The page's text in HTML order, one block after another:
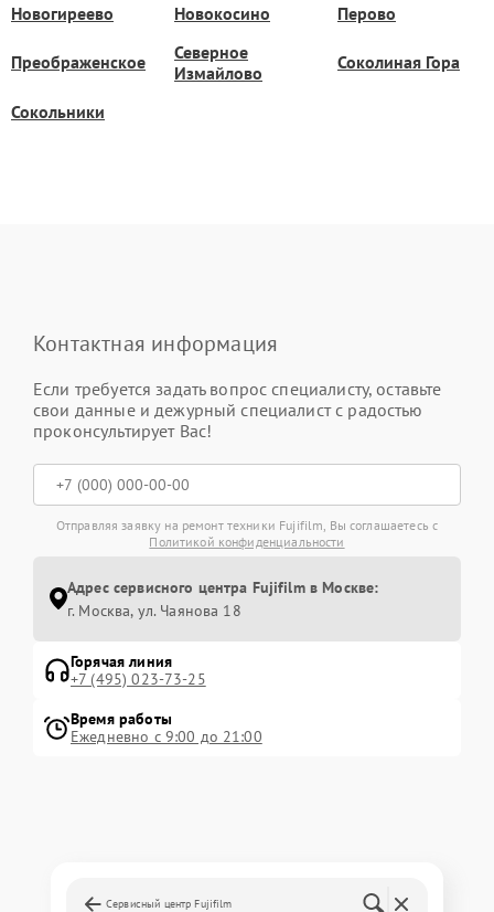
Новогиреево Новокосино Перово
Преображенское
Северное
Измайлово
Соколиная Гора
Сокольники
Контактная информация
Если требуется задать вопрос специалисту, оставьте
свои данные и дежурный специалист с радостью
проконсультирует Вас!
Отправляя заявку на ремонт техники Fujifilm, Вы соглашаетесь с
Политикой конфиденциальности
Адрес сервисного центра Fujifilm в Москве:
г. Москва, ул. Чаянова 18
Горячая линия
+7 (495) 023-73-25
Время работы
Ежедневно с 9:00 до 21:00
Сервисный центр Fujifilm